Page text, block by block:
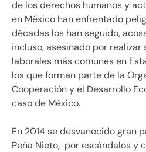
de los derechos humanos y
en México han enfrentado
décadas los han seguido,
incluso, asesinado por realizar
laborales más comunes en
los que forman parte de la
Cooperación y el Desarrollo
caso de México.
En 2014 se desvanecido gran
Peña Nieto, por escándalos y